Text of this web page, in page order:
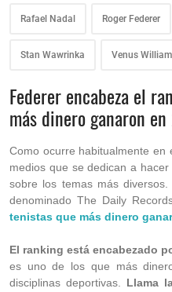
Rafael Nadal Roger Federer
Stan Wawrinka Venus
Federer encabeza el
más dinero ganaron
Como ocurre habitualmente
medios que se dedican a
sobre los temas más
denominado The Daily
tenistas que más dinero
El ranking está encabezado
es uno de los que más
disciplinas deportivas. Llama